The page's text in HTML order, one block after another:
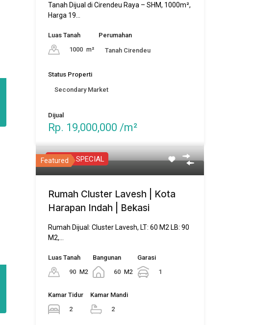
Tanah Dijual di Cirendeu Raya – SHM, 1000m²,
Harga 19…
Luas Tanah
1000 m²
Perumahan
Tanah Cirendeu
Status Properti
Secondary Market
Dijual
Rp. 19,000,000 /m²
Featured
PROMO SPECIAL
Rumah Cluster Lavesh | Kota
Harapan Indah | Bekasi
Rumah Dijual: Cluster Lavesh, LT: 60 M2 LB: 90
M2,…
Luas Tanah
90 M2
Bangunan
60 M2
Garasi
1
Kamar Tidur
2
Kamar Mandi
2